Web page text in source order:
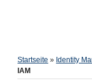
Startseite » Identity
IAM